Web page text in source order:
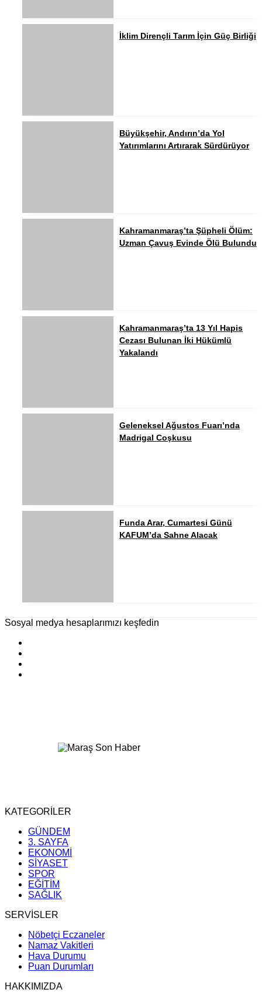
İklim Dirençli Tarım İçin Güç Birliği
Büyükşehir, Andırın’da Yol
Yatırımlarını Artırarak Sürdürüyor
Kahramanmaraş’ta Şüpheli Ölüm:
Uzman Çavuş Evinde Ölü Bulundu
Kahramanmaraş’ta 13 Yıl Hapis
Cezası Bulunan İki Hükümlü
Yakalandı
Geleneksel Ağustos Fuarı’nda
Madrigal Coşkusu
Funda Arar, Cumartesi Günü
KAFUM’da Sahne Alacak
Sosyal medya hesaplarımızı keşfedin
KATEGORİLER
GÜNDEM
3. SAYFA
EKONOMİ
SİYASET
SPOR
EĞİTİM
SAĞLIK
SERVİSLER
Nöbetçi Eczaneler
Namaz Vakitleri
Hava Durumu
Puan Durumları
HAKKIMIZDA